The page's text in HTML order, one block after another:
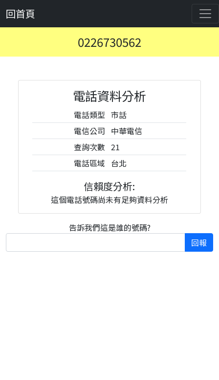
回首頁
0226730562
電話資料分析
電話類型 市話
電信公司 中華電信
查詢次數 21
電話區域 台北
信賴度分析:
這個電話號碼尚未有足夠資料分析
告訴我們這是誰的號碼?
回報